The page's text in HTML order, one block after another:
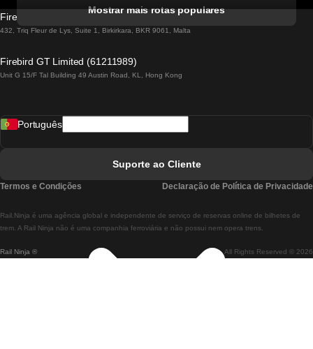
Comboios De Lisboa A Lagos
Comboios De Lisboa A Madrid
Comboios De Lisboa A Braga
Comboios De Braga A Lisboa
Mostrar mais rotas populares
Firebird GT Limited (OC 1451)
432, Triq Fleur de Lys, Suite 1, Birkirkara, BKR 9061, Malta
Firebird GT Limited (61211989)
Unit G 15/F Tal Building 49 Austin Road, KL, Hong Kong
Rail Ninja ® All Rights Reserved © 2026
Rail.Ninja é uma agência global e independente de serviço de reservas online de bilhetes de
trem. A Rail Ninja não é uma companhia ferroviária e não possui nem opera trens.
Português
Suporte ao Cliente
Termos e Condições Declaração de Política de Privacidade